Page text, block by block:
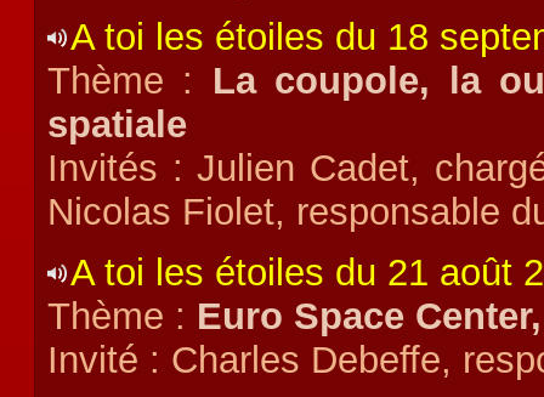
A toi les étoiles du 18
Thème : La coupole, la
spatiale
Invités : Julien Cadet,
Nicolas Fiolet, responsable
A toi les étoiles du 21 août
Thème : Euro Space
Invité : Charles Debeffe,